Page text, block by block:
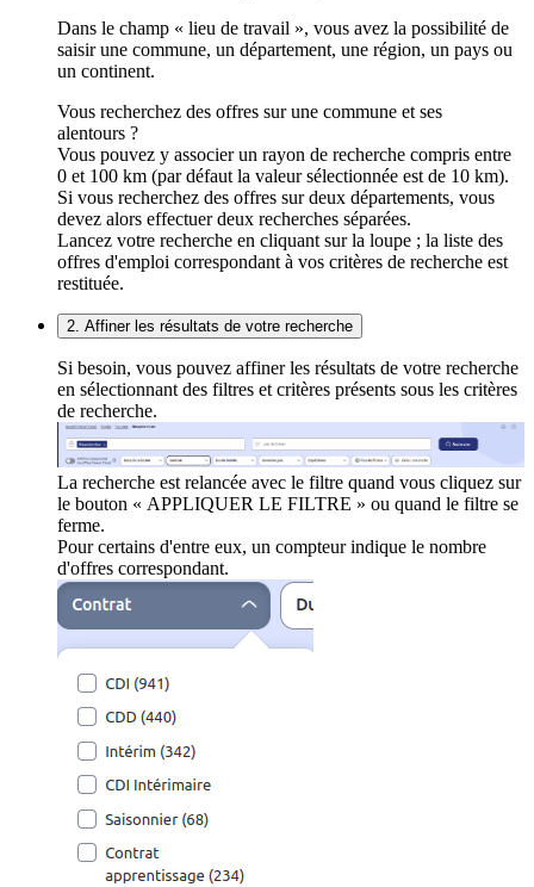
Dans le champ « lieu de travail », vous avez la possibilité de
saisir une commune, un département, une région, un pays ou
un continent.
Vous recherchez des offres sur une commune et ses
alentours ?
Vous pouvez y associer un rayon de recherche compris entre
0 et 100 km (par défaut la valeur sélectionnée est de 10 km).
Si vous recherchez des offres sur deux départements, vous
devez alors effectuer deux recherches séparées.
Lancez votre recherche en cliquant sur la loupe ; la liste des
offres d'emploi correspondant à vos critères de recherche est
restituée.
2. Affiner les résultats de votre recherche
Si besoin, vous pouvez affiner les résultats de votre recherche
en sélectionnant des filtres et critères présents sous les critères
de recherche.
La recherche est relancée avec le filtre quand vous cliquez sur
le bouton « APPLIQUER LE FILTRE » ou quand le filtre se
ferme.
Pour certains d'entre eux, un compteur indique le nombre
d'offres correspondant.